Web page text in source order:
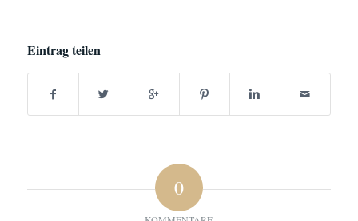
Eintrag teilen
0